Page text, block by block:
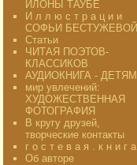
ИЛОНЫ ТАУБЕ
И л л ю с т р а ц и и
СОФЬИ БЕСТУЖЕВОЙ
Статьи
ЧИТАЯ ПОЭТОВ-
КЛАССИКОВ
АУДИОКНИГА - ДЕТЯМ
мир увлечений:
ХУДОЖЕСТВЕННАЯ
ФОТОГРАФИЯ
В кругу друзей,
творческие контакты
г о с т е в а я . к н и г а
Об авторе